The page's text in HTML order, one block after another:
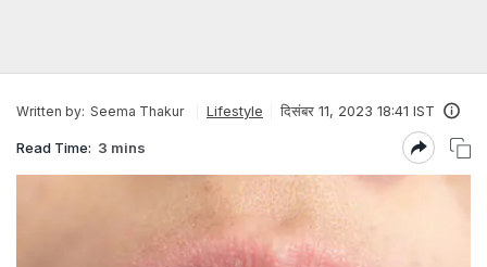
Written by: Seema Thakur Lifestyle दिसंबर 11, 2023 18:41 IST
Read Time: 3 mins